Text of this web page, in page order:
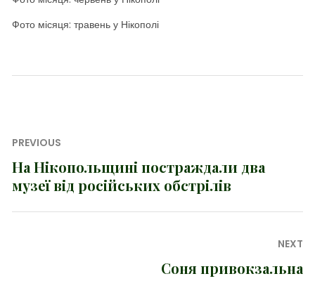
Фото місяця: травень у Нікополі
Навігація
записів
PREVIOUS
Previous
post:
На Нікопольщині постраждали два
музеї від російських обстрілів
NEXT
Соня привокзальна